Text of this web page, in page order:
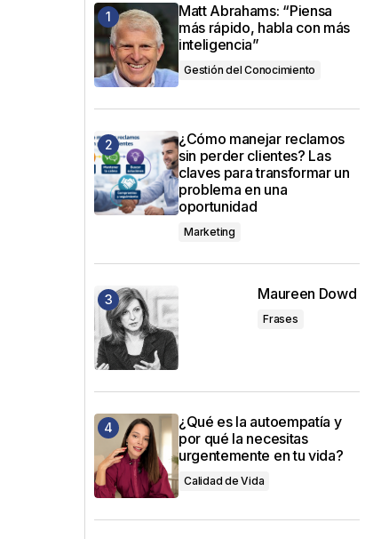
Matt Abrahams: “Piensa
más rápido, habla con más
inteligencia”
Gestión del Conocimiento
¿Cómo manejar reclamos
sin perder clientes? Las
claves para transformar un
problema en una
oportunidad
Marketing
Maureen Dowd
Frases
¿Qué es la autoempatía y
por qué la necesitas
urgentemente en tu vida?
Calidad de Vida